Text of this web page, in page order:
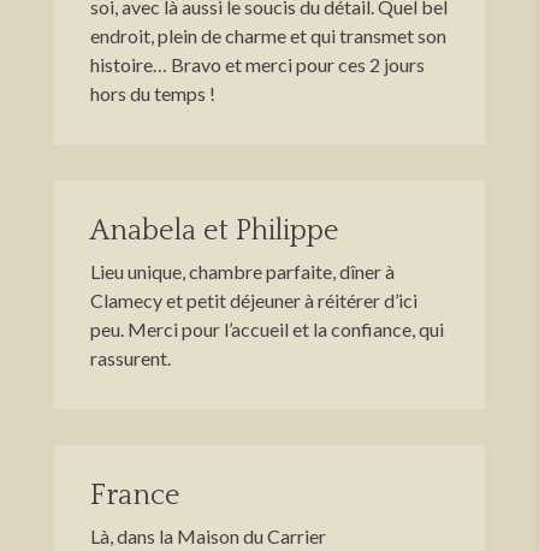
soi, avec là aussi le soucis du détail. Quel bel
endroit, plein de charme et qui transmet son
histoire… Bravo et merci pour ces 2 jours
hors du temps !
Anabela et Philippe
Lieu unique, chambre parfaite, dîner à
Clamecy et petit déjeuner à réitérer d’ici
peu. Merci pour l’accueil et la confiance, qui
rassurent.
France
Là, dans la Maison du Carrier